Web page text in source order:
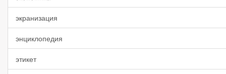
экранизация
энциклопедия
этикет